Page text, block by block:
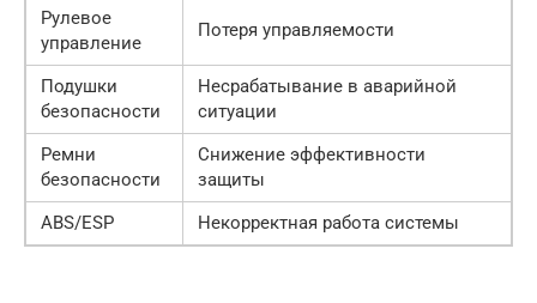
Рулевое
управление
Потеря управляемости
Подушки
безопасности
Несрабатывание в аварийной
ситуации
Ремни
безопасности
Снижение эффективности
защиты
ABS/ESP
Некорректная работа системы